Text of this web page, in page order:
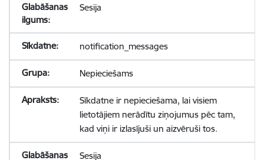
Sesija
notification_messages
Nepieciešams
Sīkdatne ir nepieciešama, lai visiem
lietotājiem nerādītu ziņojumus pēc tam,
kad viņi ir izlasījuši un aizvēruši tos.
Sesija